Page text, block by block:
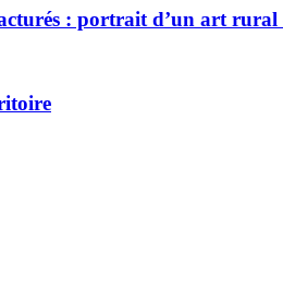
: portrait d’un art